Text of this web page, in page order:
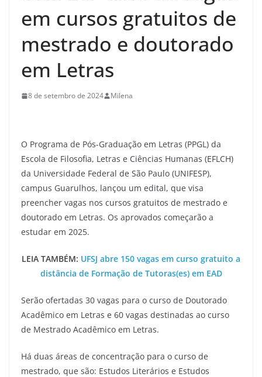
em cursos gratuitos de
mestrado e doutorado
em Letras
8 de setembro de 2024 Milena
O Programa de Pós-Graduação em Letras (PPGL) da
Escola de Filosofia, Letras e Ciências Humanas (EFLCH)
da Universidade Federal de São Paulo (UNIFESP),
campus Guarulhos, lançou um edital, que visa
preencher vagas nos cursos gratuitos de mestrado e
doutorado em Letras. Os aprovados começarão a
estudar em 2025.
LEIA TAMBÉM: UFSJ abre 150 vagas em curso gratuito a
distância de Formação de Tutoras(es) em EAD
Serão ofertadas 30 vagas para o curso de Doutorado
Acadêmico em Letras e 60 vagas destinadas ao curso
de Mestrado Acadêmico em Letras.
Há duas áreas de concentração para o curso de
mestrado, que são: Estudos Literários e Estudos